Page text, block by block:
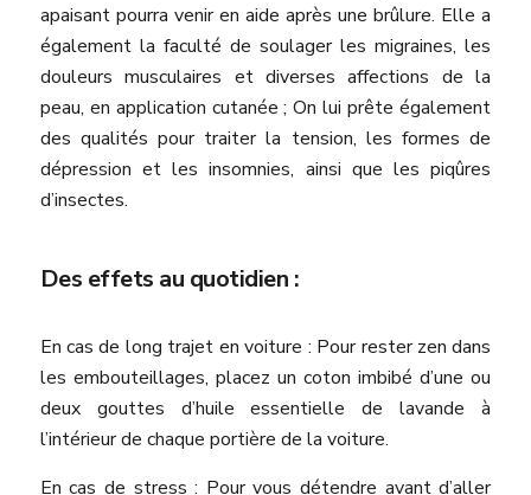
apaisant pourra venir en aide après une brûlure. Elle a
également la faculté de soulager les migraines, les
douleurs musculaires et diverses affections de la
peau, en application cutanée ; On lui prête également
des qualités pour traiter la tension, les formes de
dépression et les insomnies, ainsi que les piqûres
d’insectes.
Des effets au quotidien :
En cas de long trajet en voiture : Pour rester zen dans
les embouteillages, placez un coton imbibé d’une ou
deux gouttes d’huile essentielle de lavande à
l’intérieur de chaque portière de la voiture.
En cas de stress : Pour vous détendre avant d’aller